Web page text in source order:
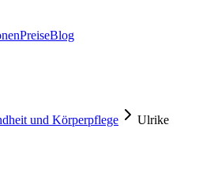
PreiseBlog
und Körperpflege
Ulrike